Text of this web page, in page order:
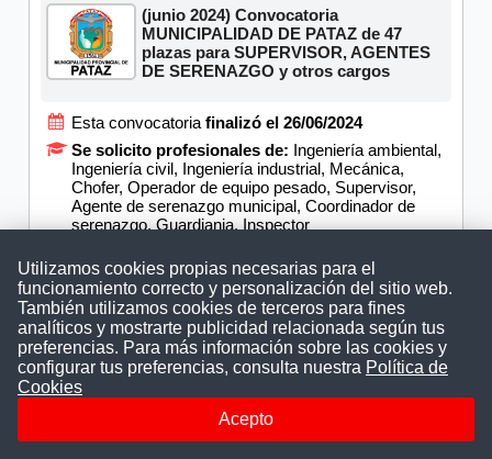
(junio 2024) Convocatoria
MUNICIPALIDAD DE PATAZ de 47
plazas para SUPERVISOR, AGENTES
DE SERENAZGO y otros cargos
Esta convocatoria finalizó el 26/06/2024
Se solicito profesionales de: Ingeniería ambiental,
Ingeniería civil, Ingeniería industrial, Mecánica,
Chofer, Operador de equipo pesado, Supervisor,
Agente de serenazgo municipal, Coordinador de
serenazgo, Guardiania, Inspector
DESCARGAR BASES
PATAZ abre convocatoria son sueldos
de hasta S/. 3500
Utilizamos cookies propias necesarias para el
funcionamiento correcto y personalización del sitio web.
También utilizamos cookies de terceros para fines
analíticos y mostrarte publicidad relacionada según tus
preferencias. Para más información sobre las cookies y
configurar tus preferencias, consulta nuestra Política de
Cookies
Acepto